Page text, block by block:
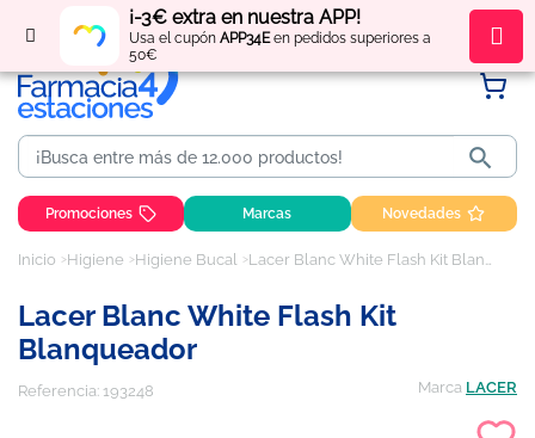
¡-3€ extra en nuestra APP!
Usa el cupón APP34Een pedidos superiores a
50€
Regístratey obténpuntos por tus compras

Promociones Marcas Novedades
Inicio Higiene Higiene Bucal Lacer Blanc White Flash Kit Blanqueador
Lacer Blanc White Flash Kit
Blanqueador
Referencia: 193248 Marca LACER